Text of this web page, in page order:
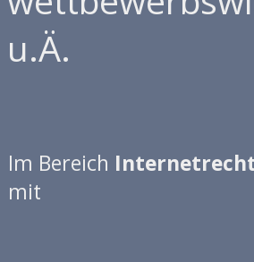
u.Ä.
Im Bereich
mit